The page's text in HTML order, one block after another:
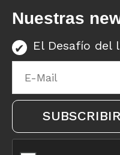
Nuestras
El Desafío del